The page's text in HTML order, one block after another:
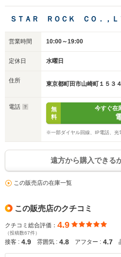
ＳＴＡＲ ＲＯＣＫ ＣＯ．，Ｌ
営業時間 10:00～19:00
定休日 水曜日
住所 東京都町田市山崎町１５３
電話
無
料
今すぐ在
※一部ダイヤル回線、IP電話、光
遠方から購入できる
この販売店の在庫一覧
この販売店のクチコミ
クチコミ総合評価： 4.9
（投稿数67件）
接客 : 4.9 雰囲気 : 4.8 アフター : 4.7